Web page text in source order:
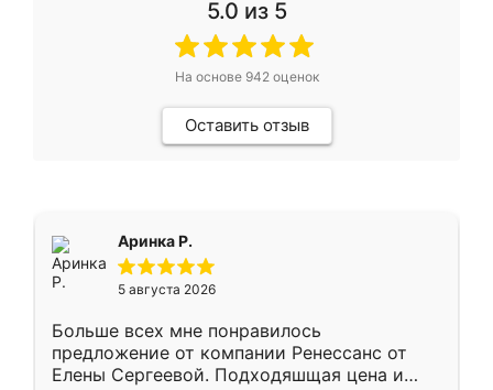
5.0 из 5
На основе 942оценок
Оставить отзыв
Аринка Р.
5 августа 2026
Больше всех мне понравилось
предложение от компании Ренессанс от
Елены Сергеевой. Подходяшщая цена и